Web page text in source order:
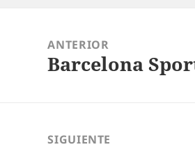
entradas
ANTERIOR
Entrada
Barcelona
SIGUIENTE